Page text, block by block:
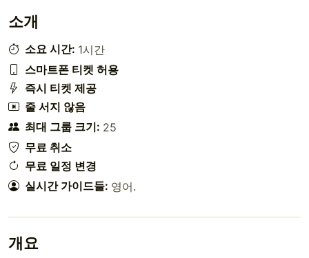
소개
소요 시간: 1시간
스마트폰 티켓 허용
즉시 티켓 제공
줄 서지 않음
최대 그룹 크기: 25
무료 취소
무료 일정 변경
실시간 가이드들: 영어.
개요